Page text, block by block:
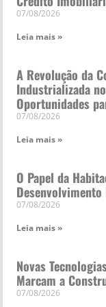
07/08/2026
Leia mais »
A Revolução da
Industrializada
Oportunidades
07/08/2026
Leia mais »
O Papel da
Desenvolvimento
07/08/2026
Leia mais »
Novas
Marcam a
07/08/2026